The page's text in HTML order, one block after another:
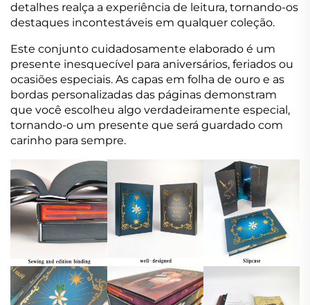
detalhes realça a experiência de leitura, tornando-os
destaques incontestáveis em qualquer coleção.
Este conjunto cuidadosamente elaborado é um
presente inesquecível para aniversários, feriados ou
ocasiões especiais. As capas em folha de ouro e as
bordas personalizadas das páginas demonstram
que você escolheu algo verdadeiramente especial,
tornando-o um presente que será guardado com
carinho para sempre.